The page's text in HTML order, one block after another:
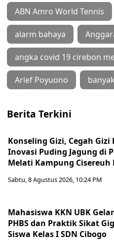
ABN Amro World Tennis
alarm bahaya
angka covid 19 cirebon
Arief Poyuono
Berita Terkini
Konseling Gizi, Cegah
Inovasi Puding Jagung di
Melati Kampung Cisereuh
Sabtu, 8 Agustus 2026, 10:24 PM
Mahasiswa KKN UBK
PHBS dan Praktik Sikat
Siswa Kelas I SDN Cibogo